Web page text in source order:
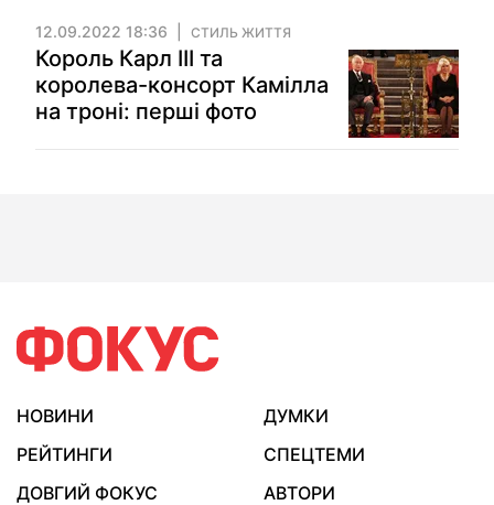
12.09.2022 18:36 СТИЛЬ ЖИТТЯ
Король Карл III та
королева-консорт Камілла
на троні: перші фото
НОВИНИ
ДУМКИ
РЕЙТИНГИ
СПЕЦТЕМИ
ДОВГИЙ ФОКУС
АВТОРИ